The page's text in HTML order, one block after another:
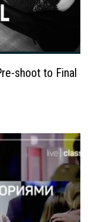
shoot to Final